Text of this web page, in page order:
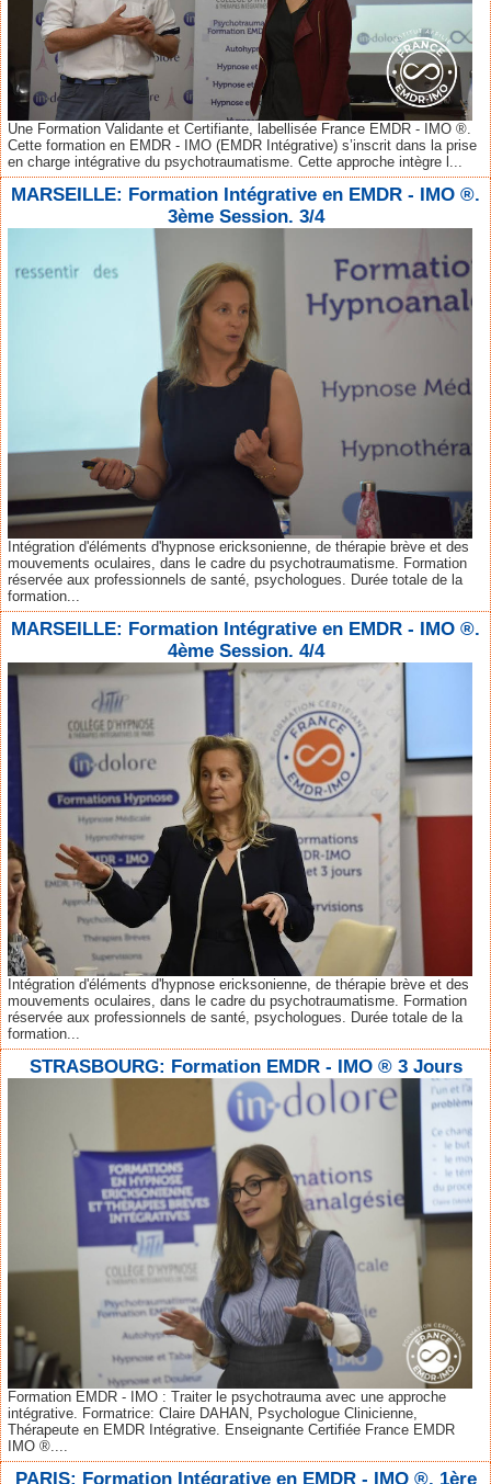
Une Formation Validante et Certifiante, labellisée France EMDR - IMO ®.
Cette formation en EMDR - IMO (EMDR Intégrative) s’inscrit dans la prise
en charge intégrative du psychotraumatisme. Cette approche intègre l...
MARSEILLE: Formation Intégrative en EMDR - IMO ®.
3ème Session. 3/4
Intégration d'éléments d'hypnose ericksonienne, de thérapie brève et des
mouvements oculaires, dans le cadre du psychotraumatisme. Formation
réservée aux professionnels de santé, psychologues. Durée totale de la
formation...
MARSEILLE: Formation Intégrative en EMDR - IMO ®.
4ème Session. 4/4
Intégration d'éléments d'hypnose ericksonienne, de thérapie brève et des
mouvements oculaires, dans le cadre du psychotraumatisme. Formation
réservée aux professionnels de santé, psychologues. Durée totale de la
formation...
STRASBOURG: Formation EMDR - IMO ® 3 Jours
Formation EMDR - IMO : Traiter le psychotrauma avec une approche
intégrative. Formatrice: Claire DAHAN, Psychologue Clinicienne,
Thérapeute en EMDR Intégrative. Enseignante Certifiée France EMDR
IMO ®....
PARIS: Formation Intégrative en EMDR - IMO ®. 1ère